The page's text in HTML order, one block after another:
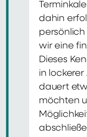
dahin
persönlich
wir eine
Dieses
in
dauert
möchten